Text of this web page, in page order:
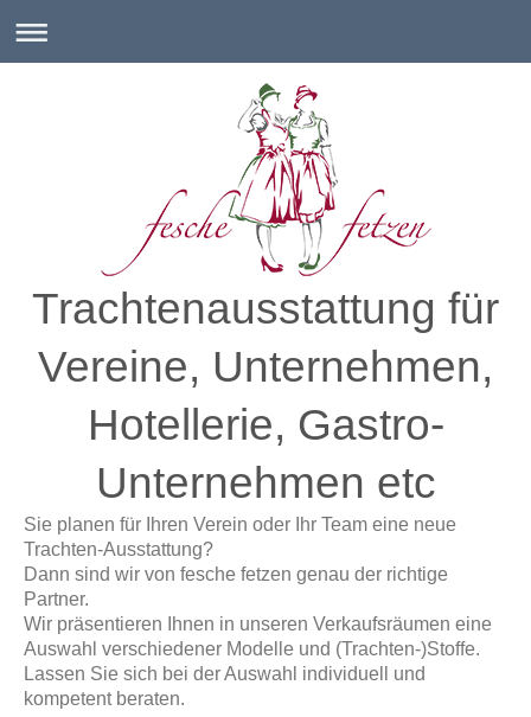
Trachtenausstattung für
Vereine, Unternehmen,
Hotellerie, Gastro-
Unternehmen etc
Sie planen für Ihren Verein oder Ihr Team eine neue
Trachten-Ausstattung?
Dann sind wir von fesche fetzen genau der richtige
Partner.
Wir präsentieren Ihnen in unseren Verkaufsräumen eine
Auswahl verschiedener Modelle und (Trachten-)Stoffe.
Lassen Sie sich bei der Auswahl individuell und
kompetent beraten.